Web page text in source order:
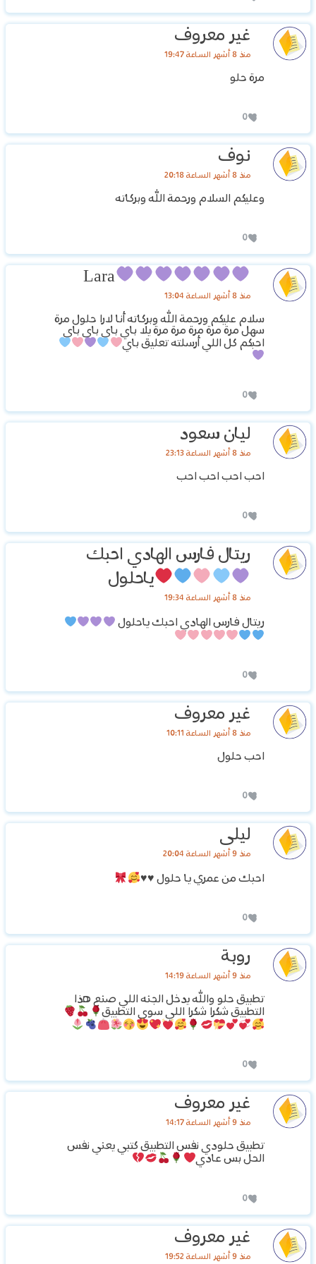
غير معروف
منذ 8 أشهر الساعة 19:47
مرة حلو
0
نوف
منذ 8 أشهر الساعة 20:18
وعليكم السلام ورحمة الله وبركاته
0
Lara
منذ 8 أشهر الساعة 13:04
‏سلام عليكم ورحمة الله وبركاته أنا لارا حلول مرة
سهل مرة مرة مرة مرة مرة يلا باي باي باي باي
احبكم كل اللي أرسلته تعليق باي
0
ليان سعود
منذ 8 أشهر الساعة 23:13
احب احب احب احب
0
ريتال فارس الهادي احبك
ياحلول
منذ 8 أشهر الساعة 19:34
ريتال فارس الهادي احبك ياحلول
0
غير معروف
منذ 8 أشهر الساعة 10:11
احب حلول
0
ليلى
منذ 9 أشهر الساعة 20:04
احبك من عمري يا حلول ♥️
♥️
0
روبة
منذ 9 أشهر الساعة 14:19
تطبيق حلو والله يدخل الجنه اللي صنع هذا
التطبيق شكرا شكرا اللي سوى التطبيق
0
غير معروف
منذ 9 أشهر الساعة 14:17
تطبيق حلودي نفس التطبيق كتبي يعني نفس
الحل بس عادي
0
غير معروف
منذ 9 أشهر الساعة 19:52